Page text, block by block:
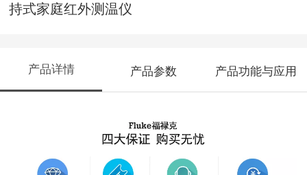
持式家庭红外测温仪
产品详情 产品参数 产品功能与应用